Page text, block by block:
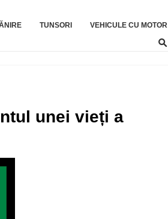
TUNSORI VEHICULE CU MOTOR
unei vieți a